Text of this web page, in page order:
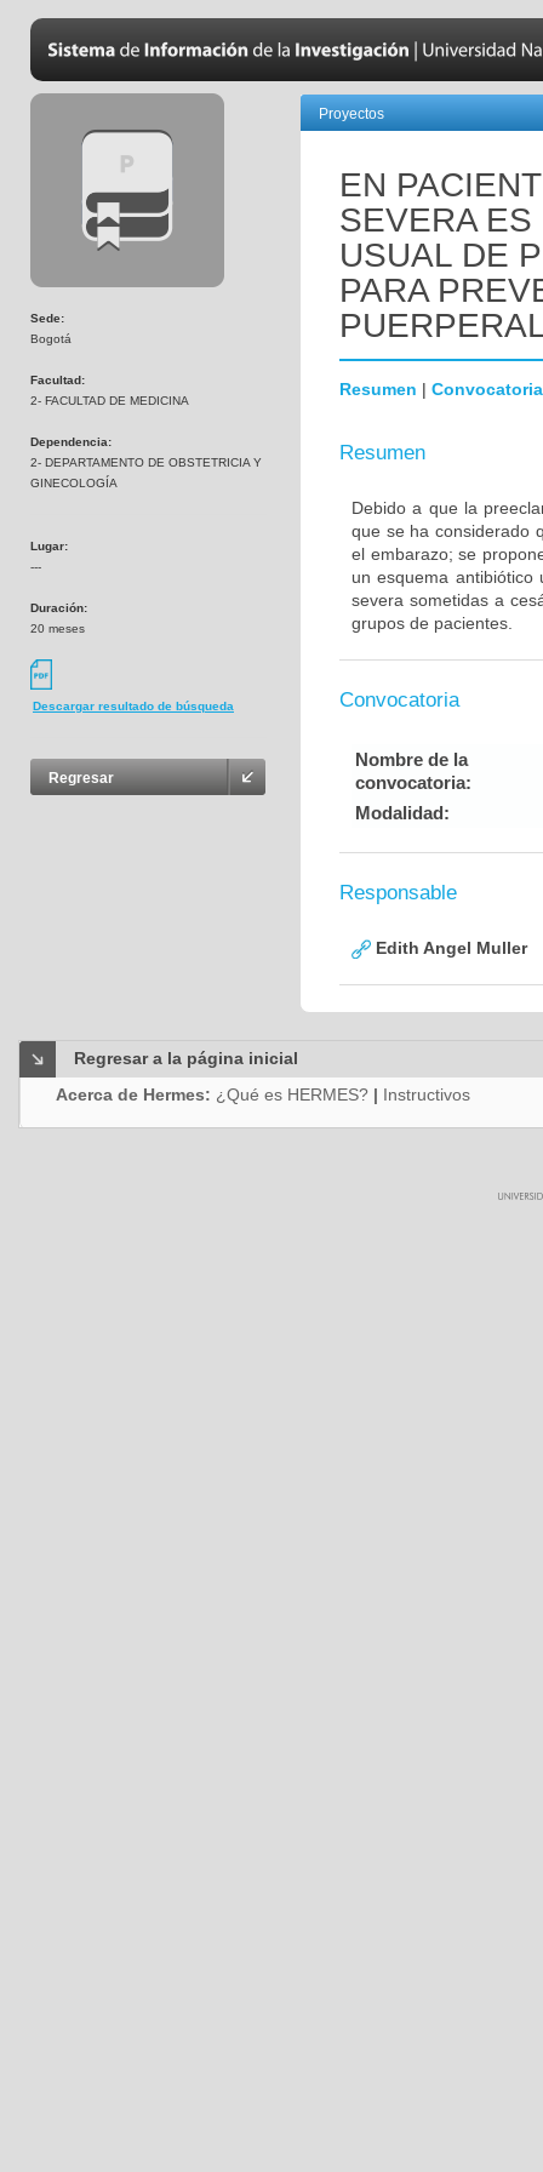
Sede:
Bogotá
Facultad:
2- FACULTAD DE MEDICINA
Dependencia:
2- DEPARTAMENTO DE OBSTETRICIA Y
GINECOLOGÍA
Lugar:
---
Duración:
20 meses
Descargar resultado de búsqueda
Regresar
Proyectos
EN
SEVERA
USUAL DE
PARA
Resumen | Convocatoria
Resumen
Debido a que la
que se ha considerado
el embarazo; se
un esquema antibiótico
severa sometidas a
grupos de pacientes.
Convocatoria
Nombre de la
convocatoria:
Modalidad:
Responsable
Edith Angel Muller
Regresar a la página inicial
Acerca de Hermes: ¿Qué es HERMES? | Instructivos